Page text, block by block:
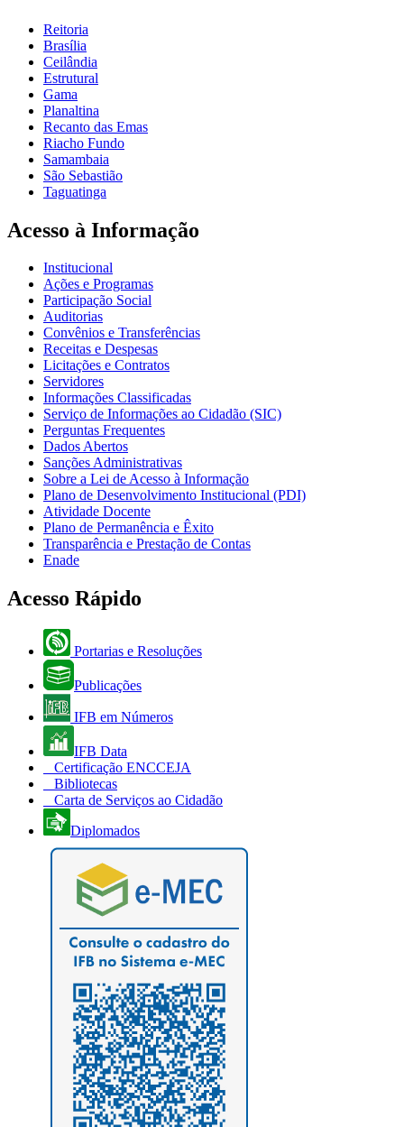
Reitoria
Brasília
Ceilândia
Estrutural
Gama
Planaltina
Recanto das Emas
Riacho Fundo
Samambaia
São Sebastião
Taguatinga
Acesso à Informação
Institucional
Ações e Programas
Participação Social
Auditorias
Convênios e Transferências
Receitas e Despesas
Licitações e Contratos
Servidores
Informações Classificadas
Serviço de Informações ao Cidadão (SIC)
Perguntas Frequentes
Dados Abertos
Sanções Administrativas
Sobre a Lei de Acesso à Informação
Plano de Desenvolvimento Institucional (PDI)
Atividade Docente
Plano de Permanência e Êxito
Transparência e Prestação de Contas
Enade
Acesso Rápido
Portarias e Resoluções
Publicações
IFB em Números
IFB Data
Certificação ENCCEJA
Bibliotecas
Carta de Serviços ao Cidadão
Diplomados